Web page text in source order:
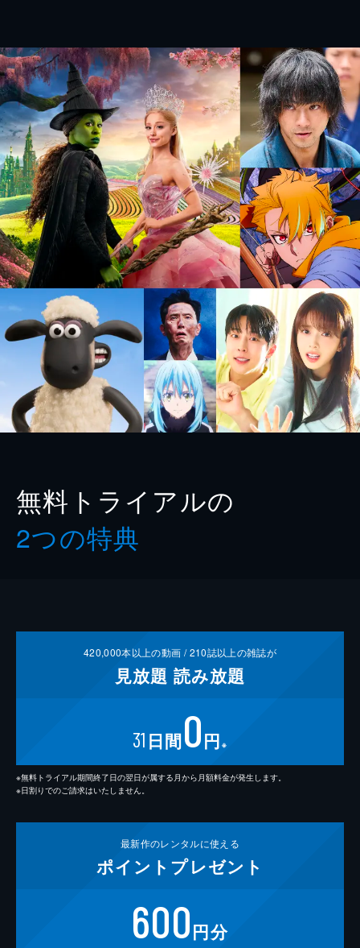
無料トライアルの
2つの特典
420,000本以上の動画 /210誌以上の雑誌が
見放題 読み放題
31 日間0円 ※
※無料トライアル期間終了日の翌日が属する月から月額料金が発生します。
※日割りでのご請求はいたしません。
最新作のレンタルに使える
ポイント プレゼント
600円分